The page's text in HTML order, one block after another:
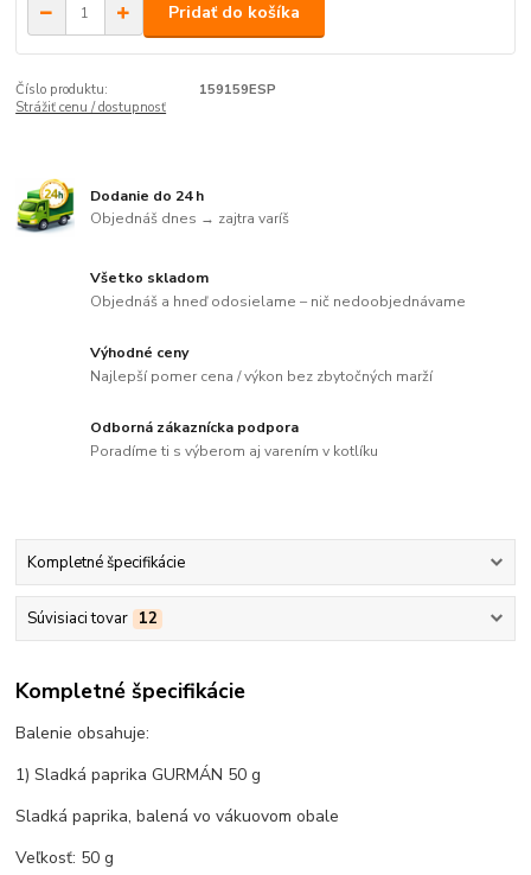
Pridať do košíka
Číslo produktu:
159159ESP
Strážiť cenu / dostupnosť
Dodanie do 24 h
Objednáš dnes → zajtra varíš
Všetko skladom
Objednáš a hneď odosielame – nič nedoobjednávame
Výhodné ceny
Najlepší pomer cena / výkon bez zbytočných marží
Odborná zákaznícka podpora
Poradíme ti s výberom aj varením v kotlíku
Kompletné špecifikácie
Súvisiaci tovar 12
Kompletné špecifikácie
Balenie obsahuje:
1) Sladká paprika GURMÁN 50 g
Sladká paprika, balená vo vákuovom obale
Veľkosť: 50 g